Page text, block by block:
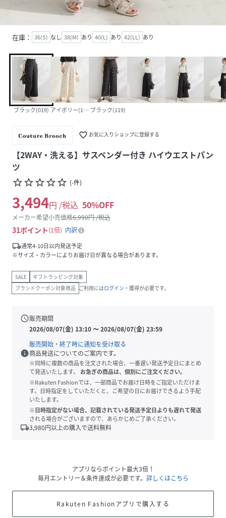
在庫： 36(S) なし 38(M) あり 40(L) あり 42(LL) あり
ブラック(019) アイボリー(104)ブラック(119)
favorite_border お気に入りショップに登録する
【2WAY・洗える】サスペンダー付き ハイウエストパン
ツ
star_borderstar_borderstar_borderstar_borderstar_border (-件)
3,494円 /税込 50%OFF
メーカー希望小売価格6,990円 /税込
31ポイント 1倍
内訳
local_shipping通常4-10日以内発送予定
※サイズ・カラーによりお届け日が異なる場合があります。
SALE
ギフトラッピング対象
ブランドクーポン対象商品 ご利用にはログイン ・獲得が必要です。
schedule販売期間
2026/08/07(金) 13:10〜2026/08/07(金) 23:59
販売開始・終了時に通知を受け取る
info商品発送についてのご案内です。
※同時に複数の商品を注文された場合、一番遅い発送予定日にまとめ
て発送いたします。
お急ぎの商品は、個別にご注文ください。
※Rakuten Fashionでは、一部商品でお届け日時をご指定いただけま
す。日時指定をしていただくと、ご希望の日にお届けできるよう手配
いたします。
※日時指定がない場合、記載されている発送予定日よりも遅れて発送
される場合がございますので、あらかじめご了承ください。
local_shipping3,980円以上の購入で送料無料
アプリならポイント最大3倍！
毎月エントリー＆条件達成が必要です。 詳しくはこちら
Rakuten Fashionアプリで購入する